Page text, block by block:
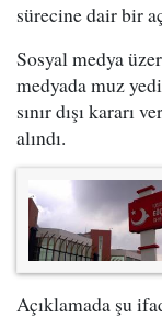
sürecine dair bir
Sosyal medya
medyada muz
sınır dışı kararı
alındı.
Açıklamada şu